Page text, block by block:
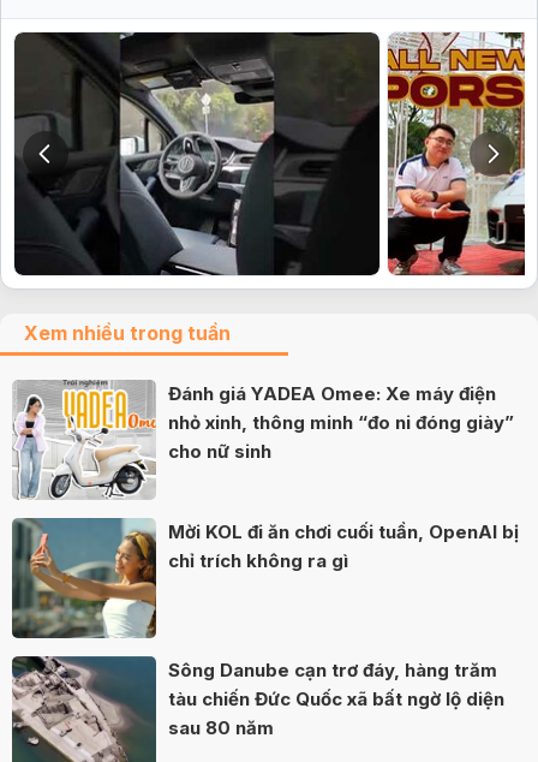
Xem nhiều trong tuần
Đánh giá YADEA Omee: Xe máy điện
nhỏ xinh, thông minh “đo ni đóng giày”
cho nữ sinh
Mời KOL đi ăn chơi cuối tuần, OpenAI bị
chỉ trích không ra gì
Sông Danube cạn trơ đáy, hàng trăm
tàu chiến Đức Quốc xã bất ngờ lộ diện
sau 80 năm